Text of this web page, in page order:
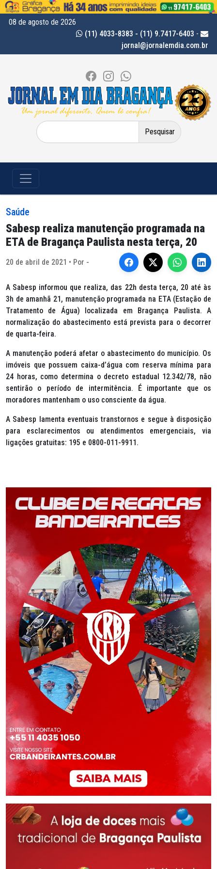
08 de agosto de 2026
(11) 4033-8383 - (11) 9.7417-6403 -
jornal@jornalemdia.com.br
Pesquisar
por:
Saúde
Sabesp realiza manutenção programada na
ETA de Bragança Paulista nesta terça, 20
20 de abril de 2021 • Por -
A Sabesp informou que realiza, das 22h desta terça, 20 até às
3h de amanhã 21, manutenção programada na ETA (Estação de
Tratamento de Água) localizada em Bragança Paulista. A
normalização do abastecimento está prevista para o decorrer
de quarta-feira.
A manutenção poderá afetar o abastecimento do município. Os
imóveis que possuem caixa-d’água com reserva mínima para
24 horas, como determina o decreto estadual 12.342/78, não
sentirão o período de intermitência. É importante que os
moradores mantenham o uso consciente da água.
A Sabesp lamenta eventuais transtornos e segue à disposição
para esclarecimentos ou atendimentos emergenciais, via
ligações gratuitas: 195 e 0800-011-9911.